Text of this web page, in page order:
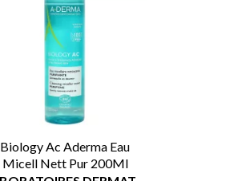
Biology Ac Aderma Eau
Micell Nett Pur 200Ml